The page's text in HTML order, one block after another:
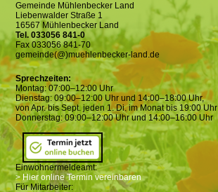
Gemeinde Mühlenbecker Land
Liebenwalder Straße 1
16567 Mühlenbecker Land
Tel. 033056 841-0
Fax 033056 841-70
gemeinde(@)muehlenbecker-land.de
Sprechzeiten:
Montag: 07:00–12:00 Uhr
Dienstag: 09:00–12:00 Uhr und 14:00–18:00 Uhr,
von Apr. bis Sept. jeden 1. Di. im Monat bis 19:00 Uhr
Donnerstag: 09:00–12:00 Uhr und 14:00–16:00 Uhr
Einwohnermeldeamt:
> Hier online Termin vereinbaren
Für Mitarbeiter: